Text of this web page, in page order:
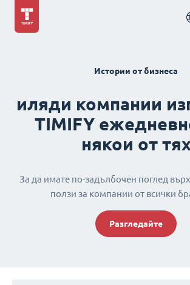
Истории от бизнеса
иляди компании
TIMIFY
някои от
За да имате по-задълбочен поглед
ползи за компании от всички
Разгледайте